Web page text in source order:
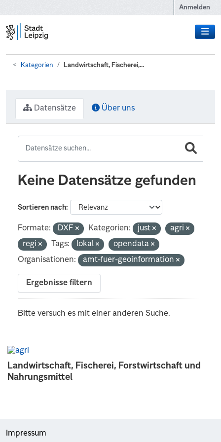
Anmelden
Kategorien Landwirtschaft, Fischerei,...
Landwirtschaft, Fischerei, Forstwirtschaft und
Nahrungsmittel
Datensätze Über uns
Keine Datensätze gefunden
Sortieren nach
Formate: DXF Kategorien: just
agri
regi
Tags: lokal
opendata
Organisationen:
amt-fuer-geoinformation
Ergebnisse filtern
Bitte versuch es mit einer anderen Suche.
Impressum